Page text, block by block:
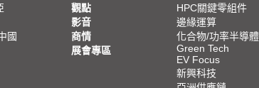
國
觀點
影音
商情
展會專區
HPC關鍵零組件
邊緣運算
化合物/功率半導體
Green Tech
EV Focus
新興科技